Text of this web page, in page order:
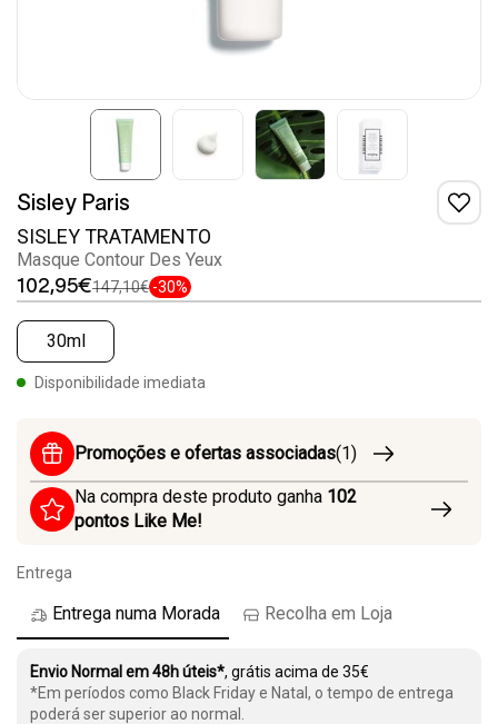
Sisley Paris
SISLEY TRATAMENTO
Masque Contour Des Yeux
102,95€147,10€ -30%
30ml
Disponibilidade imediata
Promoções e ofertas associadas(1)
Na compra deste produto ganha 102
pontos Like Me!
Entrega
Entrega numa Morada Recolha em Loja
Envio Normal em 48h úteis*, grátis acima de 35€
*Em períodos como Black Friday e Natal, o tempo de entrega
poderá ser superior ao normal.